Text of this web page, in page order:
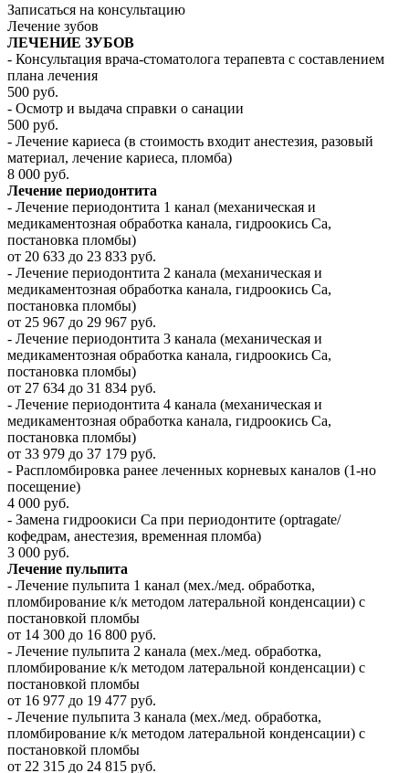
Записаться на консультацию
Лечение зубов
ЛЕЧЕНИЕ ЗУБОВ
- Консультация врача-стоматолога терапевта с составлением
плана лечения
500 руб.
- Осмотр и выдача справки о санации
500 руб.
- Лечение кариеса (в стоимость входит анестезия, разовый
материал, лечение кариеса, пломба)
8 000 руб.
Лечение периодонтита
- Лечение периодонтита 1 канал (механическая и
медикаментозная обработка канала, гидроокись Са,
постановка пломбы)
от 20 633 до 23 833 руб.
- Лечение периодонтита 2 канала (механическая и
медикаментозная обработка канала, гидроокись Са,
постановка пломбы)
от 25 967 до 29 967 руб.
- Лечение периодонтита 3 канала (механическая и
медикаментозная обработка канала, гидроокись Са,
постановка пломбы)
от 27 634 до 31 834 руб.
- Лечение периодонтита 4 канала (механическая и
медикаментозная обработка канала, гидроокись Са,
постановка пломбы)
от 33 979 до 37 179 руб.
- Распломбировка ранее леченных корневых каналов (1-но
посещение)
4 000 руб.
- Замена гидроокиси Са при периодонтите (optragate/
кофедрам, анестезия, временная пломба)
3 000 руб.
Лечение пульпита
- Лечение пульпита 1 канал (мех./мед. обработка,
пломбирование к/к методом латеральной конденсации) с
постановкой пломбы
от 14 300 до 16 800 руб.
- Лечение пульпита 2 канала (мех./мед. обработка,
пломбирование к/к методом латеральной конденсации) с
постановкой пломбы
от 16 977 до 19 477 руб.
- Лечение пульпита 3 канала (мех./мед. обработка,
пломбирование к/к методом латеральной конденсации) с
постановкой пломбы
от 22 315 до 24 815 руб.